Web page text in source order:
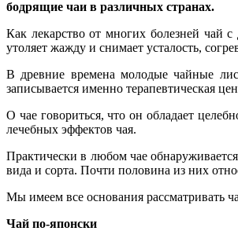
бодрящие чаи в различных странах.
Как лекарство от многих болезней чай
утоляет жажду и снимает усталость,
В древние времена молодые чайные
записывается именно терапевтическая
О чае говориться, что он обладает
лечебных эффектов чая.
Практически в любом чае
вида и сорта. Почти половина из них
Мы имеем все основания рассматривать
Чай по-японски